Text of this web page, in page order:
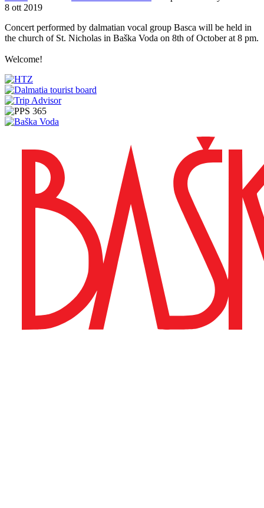
8 ott 2019
Concert performed by dalmatian vocal group Basca will be held in
the church of St. Nicholas in Baška Voda on 8th of October at 8 pm.
Welcome!